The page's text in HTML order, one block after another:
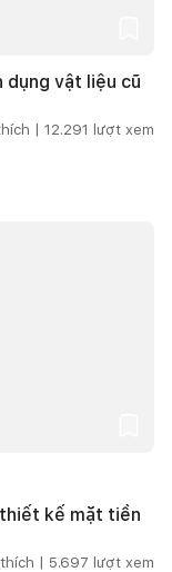
dụng vật liệu cũ
| 12.291 lượt xem
kế mặt tiền
| 5.697 lượt xem